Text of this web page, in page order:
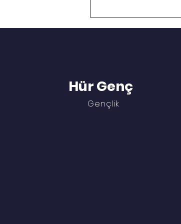
Hür Genç
Gençlik